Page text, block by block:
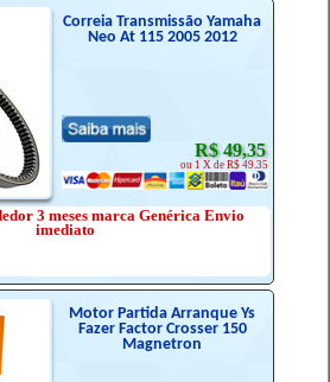
Correia Transmissão Yamaha
Neo At 115 2005 2012
R$ 49,35
ou 1 X de R$ 49.35
3 meses marca Genérica Envio
imediato
Motor Partida Arranque Ys
Fazer Factor Crosser 150
Magnetron